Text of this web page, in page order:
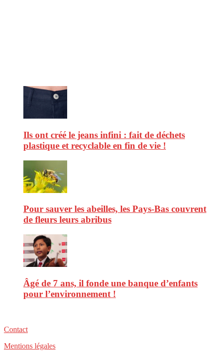
Ils ont créé le jeans infini : fait de déchets
plastique et recyclable en fin de vie !
Pour sauver les abeilles, les Pays-Bas couvrent
de fleurs leurs abribus
Âgé de 7 ans, il fonde une banque d’enfants
pour l’environnement !
Contact
Mentions légales